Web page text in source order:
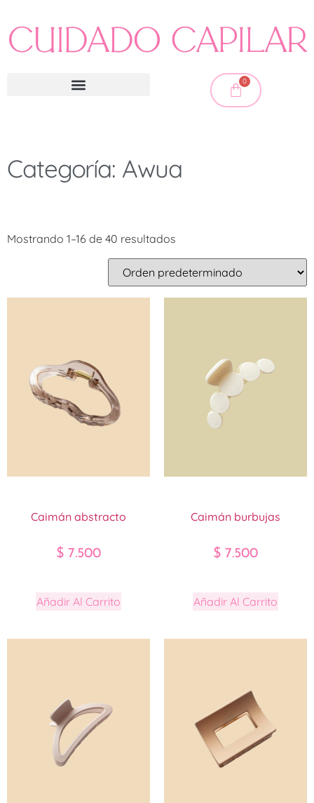
0
Categoría: Awua
Mostrando 1–16 de 40 resultados
Caimán abstracto
$ 7.500
Añadir Al Carrito
Caimán burbujas
$ 7.500
Añadir Al Carrito